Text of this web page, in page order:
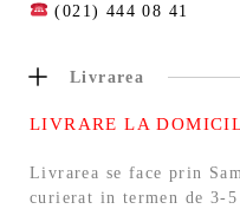
(021) 444 08 41
Livrarea
LIVRARE LA
Livrarea se face prin
curierat in termen de 3-